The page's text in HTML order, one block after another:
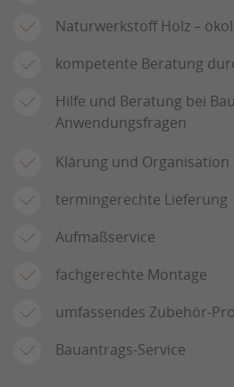
Naturwerkstoff Holz –
kompetente Beratung
Hilfe und Beratung bei
Anwendungsfragen
Klärung und
termingerechte Lieferung
Aufmaßservice
fachgerechte Montage
umfassendes Zubehör-
Bauantrags-Service